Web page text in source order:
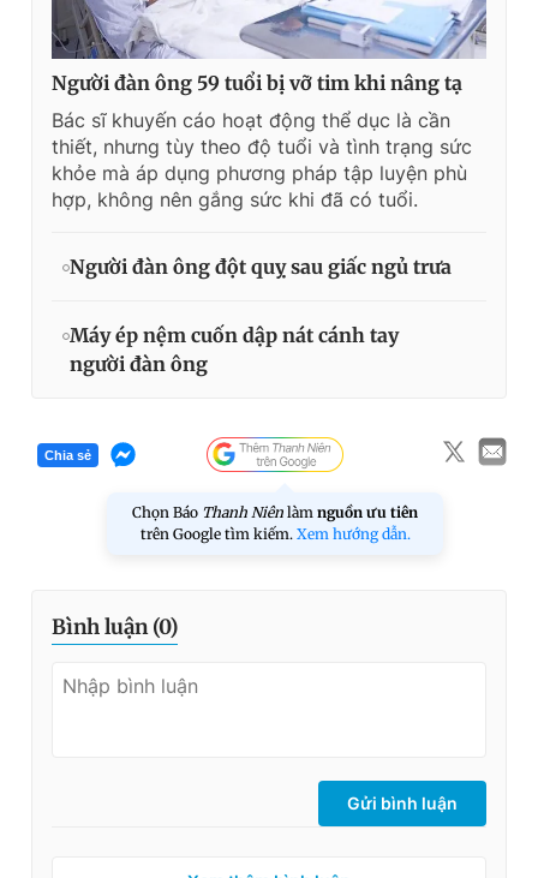
Người đàn ông 59 tuổi bị vỡ tim khi nâng tạ
Bác sĩ khuyến cáo hoạt động thể dục là cần
thiết, nhưng tùy theo độ tuổi và tình trạng sức
khỏe mà áp dụng phương pháp tập luyện phù
hợp, không nên gắng sức khi đã có tuổi.
Người đàn ông đột quỵ sau giấc ngủ trưa
Máy ép nệm cuốn dập nát cánh tay
người đàn ông
Chia sẻ
Chọn Báo Thanh Niên làm nguồn ưu tiên
trên Google tìm kiếm. Xem hướng dẫn.
Bình luận (0)
Gửi bình luận